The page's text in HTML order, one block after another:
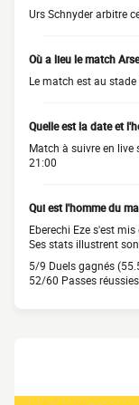
Urs Schnyder arbitre
Où a lieu le match
Le match est au
Quelle est la date et
Match à suivre en live
21:00
Qui est l'homme du
Eberechi Eze s'est
Ses stats illustrent
5/9 Duels gagnés
52/60 Passes